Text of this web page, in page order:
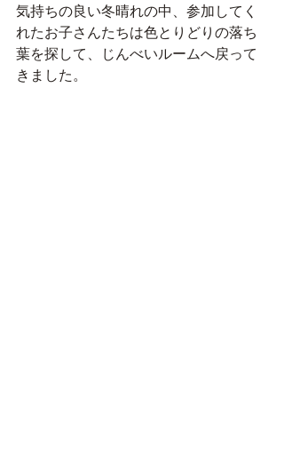
気持ちの良い冬晴れの中、参加してく
れたお子さんたちは色とりどりの落ち
葉を探して、じんべいルームへ戻って
きました。